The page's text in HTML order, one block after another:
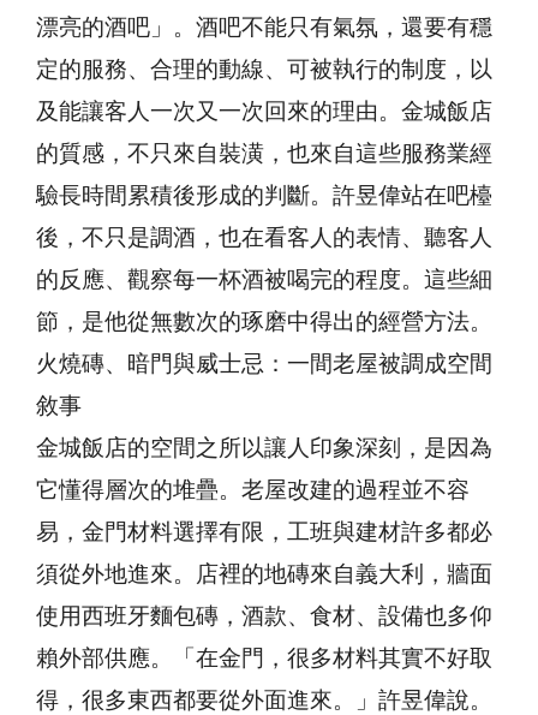
漂亮的酒吧」。酒吧不能只有氣氛，還要有穩
定的服務、合理的動線、可被執行的制度，以
及能讓客人一次又一次回來的理由。金城飯店
的質感，不只來自裝潢，也來自這些服務業經
驗長時間累積後形成的判斷。許昱偉站在吧檯
後，不只是調酒，也在看客人的表情、聽客人
的反應、觀察每一杯酒被喝完的程度。這些細
節，是他從無數次的琢磨中得出的經營方法。
火燒磚、暗門與威士忌：一間老屋被調成空間
敘事
金城飯店的空間之所以讓人印象深刻，是因為
它懂得層次的堆疊。老屋改建的過程並不容
易，金門材料選擇有限，工班與建材許多都必
須從外地進來。店裡的地磚來自義大利，牆面
使用西班牙麵包磚，酒款、食材、設備也多仰
賴外部供應。「在金門，很多材料其實不好取
得，很多東西都要從外面進來。」許昱偉說。